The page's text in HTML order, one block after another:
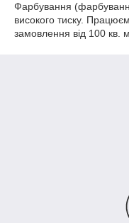
Фарбування
високого тиску.
замовлення від 100 кв. м.